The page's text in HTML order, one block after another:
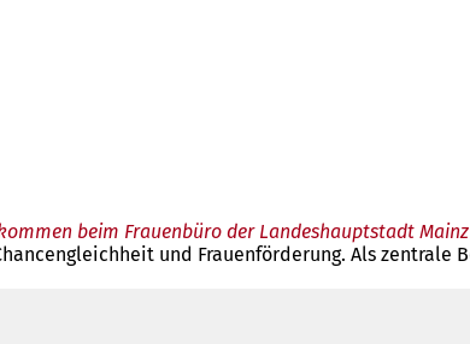
beim Frauenbüro der Landeshauptstadt Mainz
und Frauenförderung. Als